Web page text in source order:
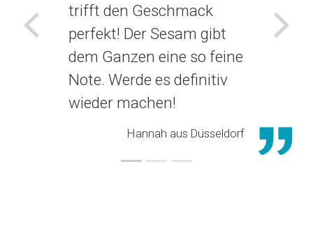
trifft den Geschmack
perfekt! Der Sesam gibt
dem Ganzen eine so feine
Note. Werde es definitiv
wieder machen!
Hannah aus Düsseldorf
Voriges